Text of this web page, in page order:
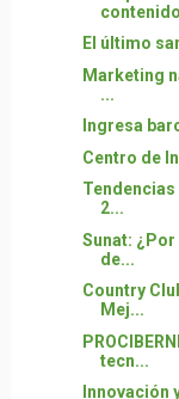
El último
Marketing
...
Ingresa
Centro de
2...
Sunat:
de...
Country
Mej...
tecn...